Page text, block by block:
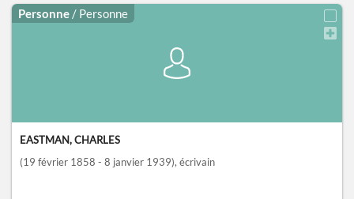
Personne / Personne
EASTMAN, CHARLES
(19 février 1858 - 8 janvier 1939), écrivain